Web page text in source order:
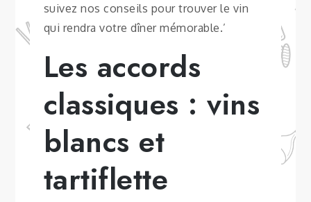
suivez nos conseils pour trouver le vin
qui rendra votre dîner mémorable.’
Les accords
classiques : vins
blancs et
tartiflette